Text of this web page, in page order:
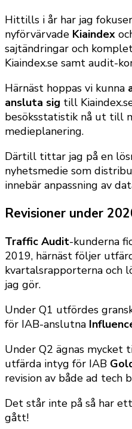
Hittills i år har jag
nyförvärvade Kiaindex
sajtändringar och
Kiaindex.se samt audit-
Härnäst hoppas vi kunna
ansluta sig till
besöksstatistik nå ut till
medieplanering.
Därtill tittar jag på en
nyhetsmedie som
innebär anpassning av
Revisioner under
Traffic Audit-kunderna
2019, härnäst följer
kvartalsrapporterna och
jag gör.
Under Q1 utfördes
för IAB-anslutna
Under Q2 ägnas mycket
utfärda intyg för IAB
revision av både ad tech
Det står inte på så har
gått!